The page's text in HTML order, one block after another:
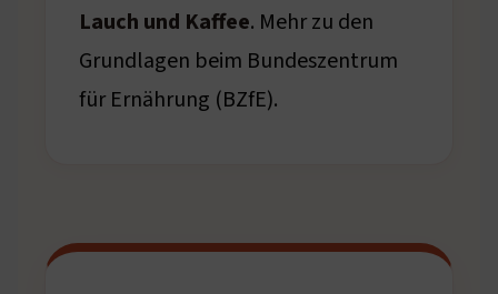
Lauch und Kaffee. Mehr zu den
Grundlagen beim Bundeszentrum
für Ernährung (BZfE).